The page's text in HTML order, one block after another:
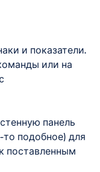
и показатели.
или на
панель
то подобное) для
поставленным